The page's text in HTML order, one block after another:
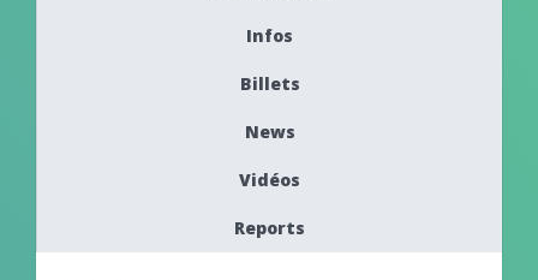
Infos
Billets
News
Vidéos
Reports